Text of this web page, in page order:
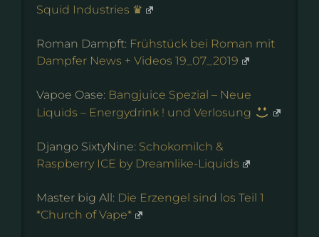
Squid Industries ♛
Roman Dampft: Frühstück bei Roman mit
Dampfer News + Videos 19_07_2019
Vapoe Oase: Bangjuice Spezial – Neue
Liquids – Energydrink ! und Verlosung
Django SixtyNine: Schokomilch &
Raspberry ICE by Dreamlike-Liquids
Master big All: Die Erzengel sind los Teil 1
*Church of Vape*